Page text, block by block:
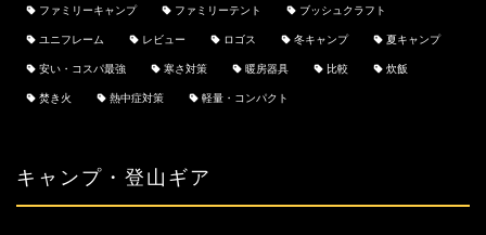
ファミリーキャンプ ファミリーテント ブッシュクラフト
ユニフレーム レビュー ロゴス 冬キャンプ 夏キャンプ
安い・コスパ最強 寒さ対策 暖房器具 比較 炊飯
焚き火 熱中症対策 軽量・コンパクト
キャンプ・登山ギア